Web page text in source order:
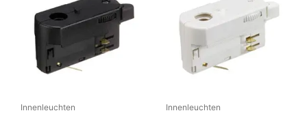
Innenleuchten Innenleuchten